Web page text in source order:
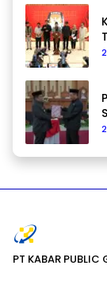
PT KABAR PUBLIC